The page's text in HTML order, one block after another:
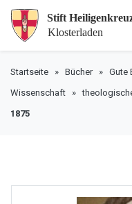
Startseite » Bücher» Gute
Wissenschaft »
1875